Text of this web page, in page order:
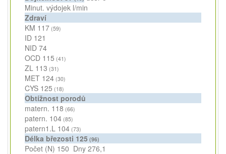
Minut. výdojekl/min
Zdraví
KM 117(59)
ID121
NID74
OCD115 (41)
ZL 113 (31)
MET124(30)
CYS125 (18)
Obtížnost porodů
matern. 118 (66)
patern. 104(85)
patern1.L 104(73)
Délka březosti 125 (96)
Počet (N) 150 Dny276,1